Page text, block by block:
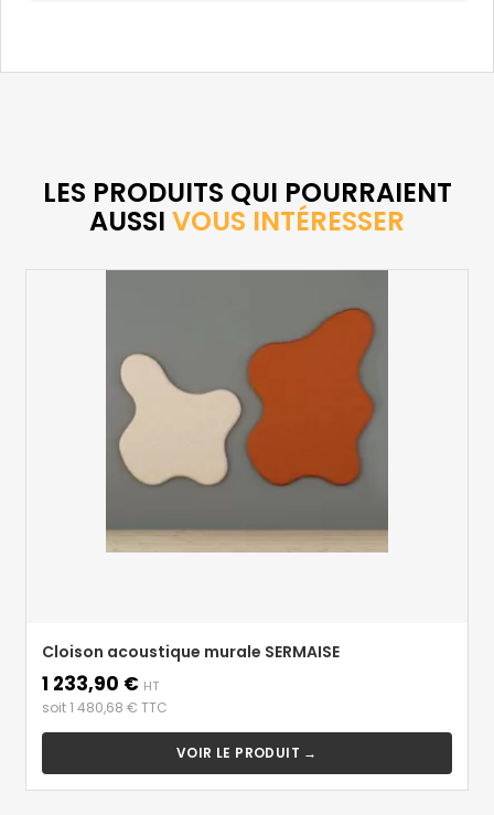
LES PRODUITS QUI POURRAIENT
AUSSI VOUS INTÉRESSER
Cloison acoustique murale SERMAISE
Prix
1 233,90 € HT
soit 1 480,68 € TTC
VOIR LE PRODUIT →